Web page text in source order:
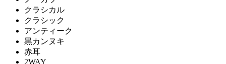
クラシカル
クラシック
アンティーク
黒カンヌキ
赤耳
2WAY